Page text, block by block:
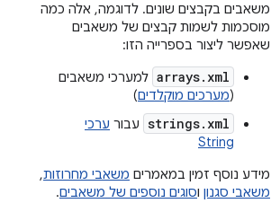
משאבים בקבצים שונים. לדוגמה, אלה כמה
מוסכמות לשמות קבצים של משאבים
שאפשר ליצור בספרייה הזו:
arrays.xml למערכי משאבים
(מערכים מוקלדים)
strings.xml עבור ערכי
String
מידע נוסף זמין במאמרים משאבי מחרוזות,
משאבי סגנון וסוגים נוספים של משאבים.